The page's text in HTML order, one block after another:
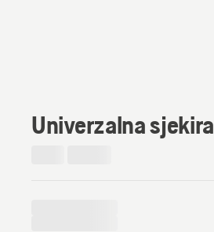
Univerzalna sjekira